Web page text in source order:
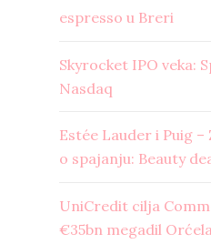
espresso u Breri
Skyrocket IPO veka:
Nasdaq
Estée Lauder i Puig
o spajanju: Beauty
UniCredit cilja
€35bn megadil Orćela